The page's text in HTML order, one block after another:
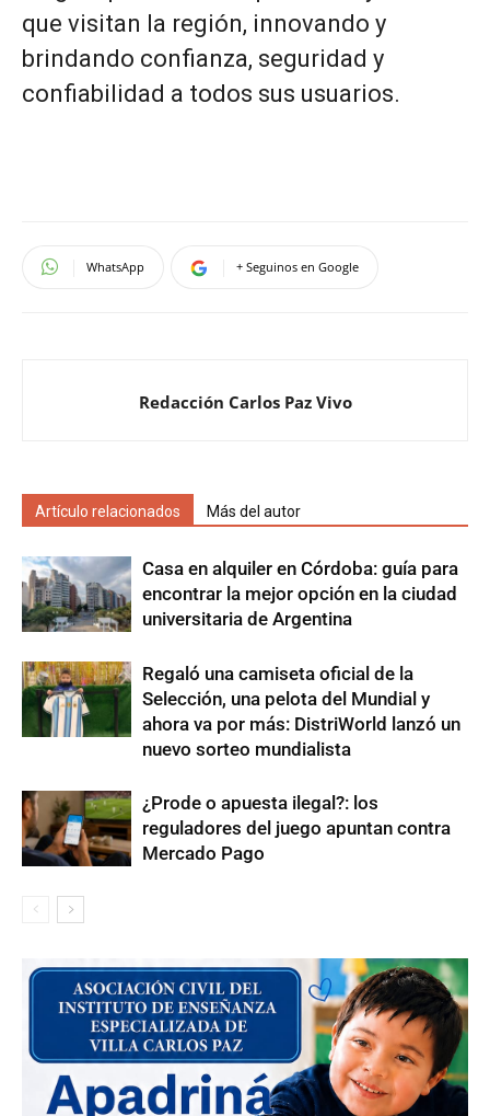
que visitan la región, innovando y
brindando confianza, seguridad y
confiabilidad a todos sus usuarios.
WhatsApp + Seguinos en Google
Redacción Carlos Paz Vivo
Artículo relacionados Más del autor
Casa en alquiler en Córdoba: guía para
encontrar la mejor opción en la ciudad
universitaria de Argentina
Regaló una camiseta oficial de la
Selección, una pelota del Mundial y
ahora va por más: DistriWorld lanzó un
nuevo sorteo mundialista
¿Prode o apuesta ilegal?: los
reguladores del juego apuntan contra
Mercado Pago